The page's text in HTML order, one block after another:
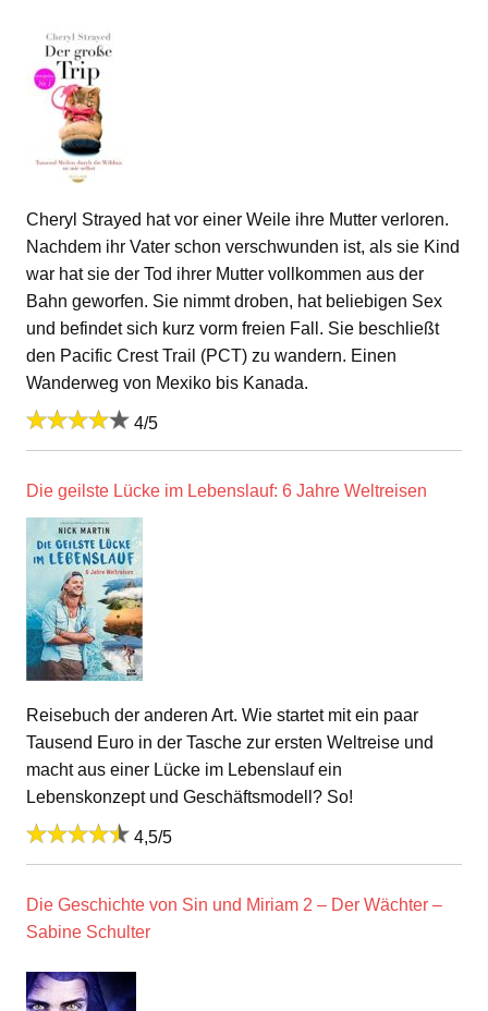
Cheryl Strayed hat vor einer Weile ihre Mutter verloren.
Nachdem ihr Vater schon verschwunden ist, als sie Kind
war hat sie der Tod ihrer Mutter vollkommen aus der
Bahn geworfen. Sie nimmt droben, hat beliebigen Sex
und befindet sich kurz vorm freien Fall. Sie beschließt
den Pacific Crest Trail (PCT) zu wandern. Einen
Wanderweg von Mexiko bis Kanada.
4/5
Die geilste Lücke im Lebenslauf: 6 Jahre Weltreisen
Reisebuch der anderen Art. Wie startet mit ein paar
Tausend Euro in der Tasche zur ersten Weltreise und
macht aus einer Lücke im Lebenslauf ein
Lebenskonzept und Geschäftsmodell? So!
4,5/5
Die Geschichte von Sin und Miriam 2 – Der Wächter –
Sabine Schulter